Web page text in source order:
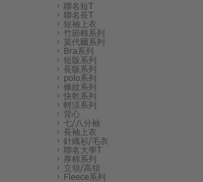
聯名短T
聯名長T
短袖上衣
竹節棉系列
莫代爾系列
Bra系列
短版系列
長版系列
polo系列
條紋系列
快乾系列
輕涼系列
背心
七/八分袖
長袖上衣
針織衫/毛衣
聯名大學T
厚棉系列
立領/高領
Fleece系列